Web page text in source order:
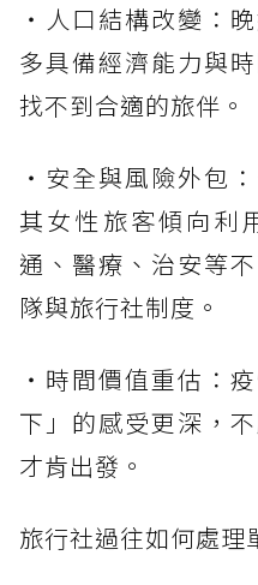
・人口結構改變：
多具備經濟能力與
找不到合適的旅伴。
・安全與風險外包
其女性旅客傾向利
通、醫療、治安等
隊與旅行社制度。
・時間價值重估：
下」的感受更深，
才肯出發。
旅行社過往如何處理